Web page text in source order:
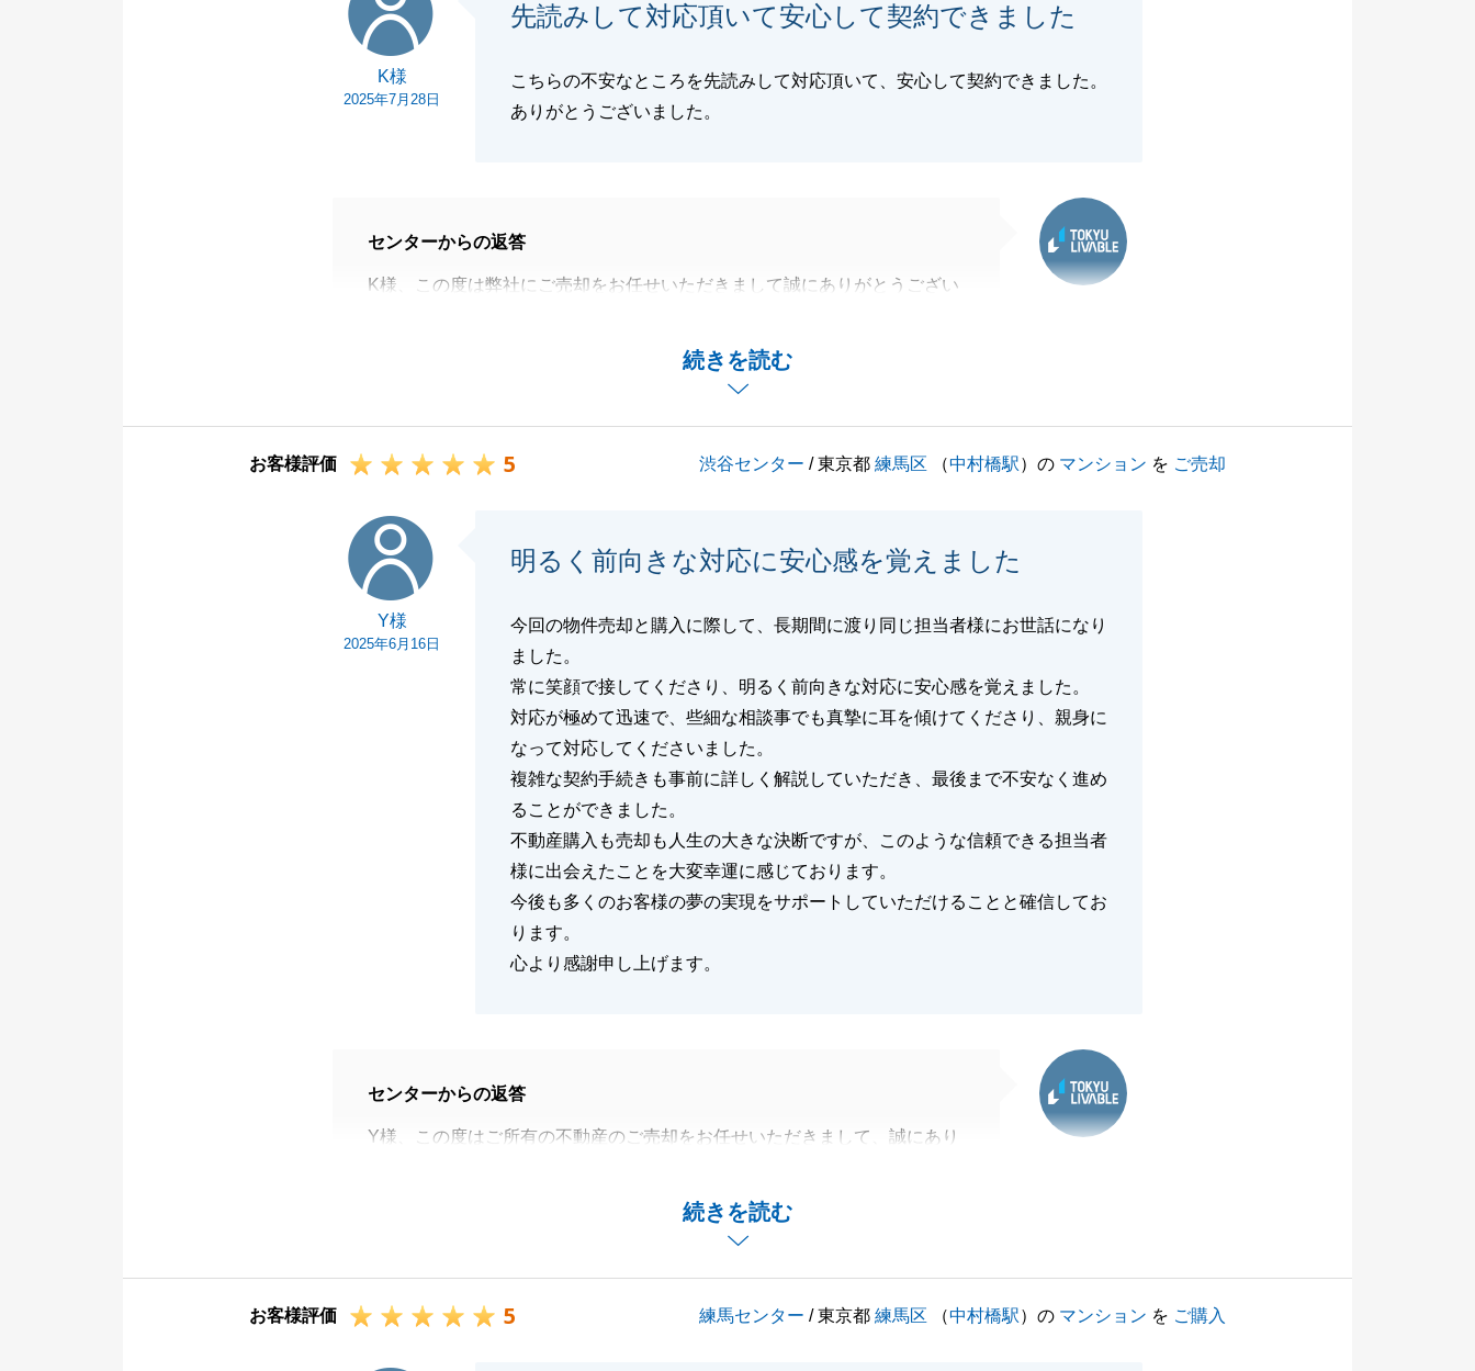
K様
2025年7月28日
先読みして対応頂いて安心して契約できました
こちらの不安なところを先読みして対応頂いて、安心して契約できました。
ありがとうございました。
続きを読む
センターからの返答
K様、この度は弊社にご売却をお任せいただきまして誠にありがとうござい
今回は「大手で安心できるから」というご理由で、弊社へ直接ご売却をいた
この度は誠にありがとうございました。
お客様評価 5 渋谷センター / 東京都練馬区 （中村橋駅）の マンション を ご売却
Y様
2025年6月16日
明るく前向きな対応に安心感を覚えました
今回の物件売却と購入に際して、長期間に渡り同じ担当者様にお世話になり
ました。
常に笑顔で接してくださり、明るく前向きな対応に安心感を覚えました。
対応が極めて迅速で、些細な相談事でも真摯に耳を傾けてくださり、親身に
なって対応してくださいました。
複雑な契約手続きも事前に詳しく解説していただき、最後まで不安なく進め
ることができました。
不動産購入も売却も人生の大きな決断ですが、このような信頼できる担当者
様に出会えたことを大変幸運に感じております。
今後も多くのお客様の夢の実現をサポートしていただけることと確信してお
ります。
心より感謝申し上げます。
続きを読む
センターからの返答
Y様、この度はご所有の不動産のご売却をお任せいただきまして、誠にあり
ご自宅のお住み替えのお手伝いができ光栄でございます。
購入・売却と併せて長期間に渡りましたが、Y様のご協力もあり、問題が起
ご相談からご決済までの約2年間共にした時間も多く、ご決済後少し寂しさ
お客様評価 5 練馬センター / 東京都練馬区 （中村橋駅）の マンション を ご購入